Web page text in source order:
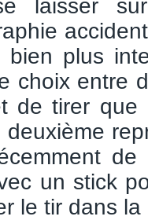
laisser
bien plus
choix entre
de tirer que
deuxième
de
un stick
le tir dans